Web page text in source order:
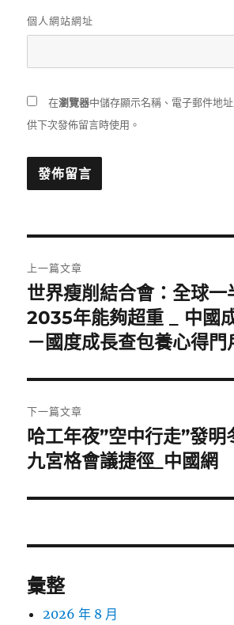
個人網站網址
在瀏覽器中儲存顯示名稱、電子郵件地
供下次發佈留言時使用。
章
導
上一篇文章
上
一
章:
世界瘦削結合會：全球一
2035年能夠超重 _ 中國
－國度成長查包養心得門
下一篇文章
下
一
文
哈工年夜”空中行走”發明
九宮格會議捷徑_中國網
彙整
2026 年 8 月